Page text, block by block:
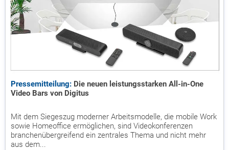
Pressemitteilung: Die neuen leistungsstarken All-in-One
Video Bars von Digitus
Mit dem Siegeszug moderner Arbeitsmodelle, die mobile Work
sowie Homeoffice ermöglichen, sind Videokonferenzen
branchenübergreifend ein zentrales Thema und nicht mehr
aus dem...